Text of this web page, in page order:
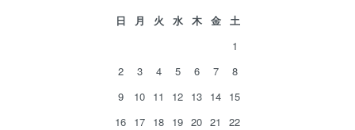
日 月 火 水 木 金
土
1
2
3 4 5 6 7
8
9
10 11 12 13 14 15
16 17 18 19 20 21
22